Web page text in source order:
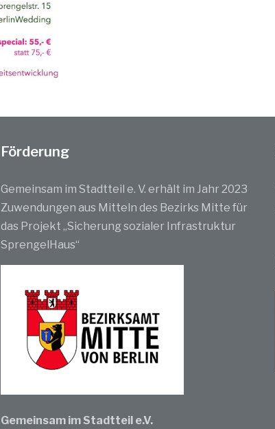
Förderung
Gemeinsam im Stadtteil e. V. erhält im Jahr 2023
Zuwendungen aus Mitteln des Bezirks Mitte für
das Projekt „Sicherung sozialer Infrastruktur
SprengelHaus“
Gemeinsam im Stadtteil e.V.